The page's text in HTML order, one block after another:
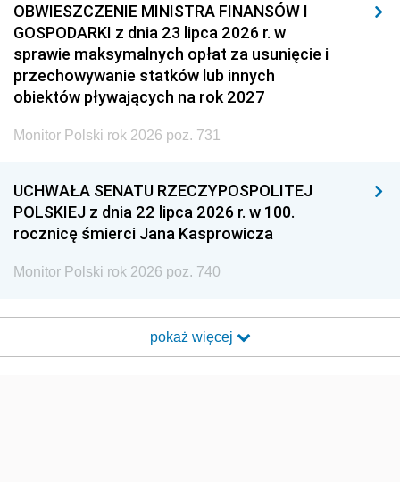
OBWIESZCZENIE MINISTRA FINANSÓW I
GOSPODARKI z dnia 23 lipca 2026 r. w
sprawie maksymalnych opłat za usunięcie i
przechowywanie statków lub innych
obiektów pływających na rok 2027
Monitor Polski rok 2026 poz. 731
UCHWAŁA SENATU RZECZYPOSPOLITEJ
POLSKIEJ z dnia 22 lipca 2026 r. w 100.
rocznicę śmierci Jana Kasprowicza
Monitor Polski rok 2026 poz. 740
pokaż więcej